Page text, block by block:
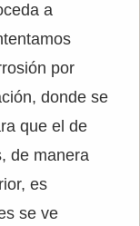
a
por
donde se
que el de
de manera
es
se ve